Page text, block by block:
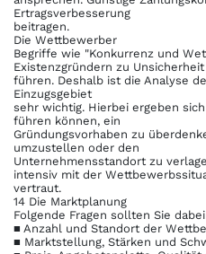
Ertragsverbesserung
beitragen.
Die Wettbewerber
Begriffe wie "Konkurrenz und
Existenzgründern zu Unsicherheit
führen. Deshalb ist die Analyse
Einzugsgebiet
sehr wichtig. Hierbei ergeben
führen können, ein
Gründungsvorhaben zu
umzustellen oder den
Unternehmensstandort zu
intensiv mit der
vertraut.
14 Die Marktplanung
Folgende Fragen sollten Sie
■ Anzahl und Standort der
■ Marktstellung, Stärken und